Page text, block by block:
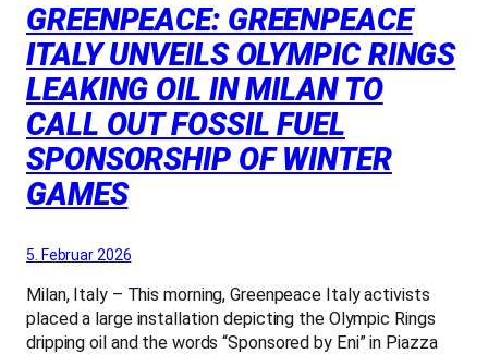
GREENPEACE: GREENPEACE
ITALY UNVEILS OLYMPIC RINGS
LEAKING OIL IN MILAN TO
CALL OUT FOSSIL FUEL
SPONSORSHIP OF WINTER
GAMES
5. Februar 2026
Milan, Italy – This morning, Greenpeace Italy activists
placed a large installation depicting the Olympic Rings
dripping oil and the words “Sponsored by Eni” in Piazza